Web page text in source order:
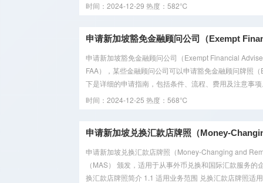
时间：2024-12-29 热度：582℃
申请新加坡豁免金融顾问公司（Exempt
申请新加坡豁免金融顾问公司（Exempt Financial
FAA），某些金融顾问公司可以申请豁免金融顾问牌照
下是详细的申请指南，包括条件、流程、费用及注意事项
时间：2024-12-25 热度：568℃
申请新加坡兑换汇款店牌照（Money-
申请新加坡兑换汇款店牌照（Money-Changing and
（MAS） 颁发，适用于从事外币兑换和国际汇款服务
换汇款店牌照简介 1.1 适用业务范围 兑换汇款店牌照适